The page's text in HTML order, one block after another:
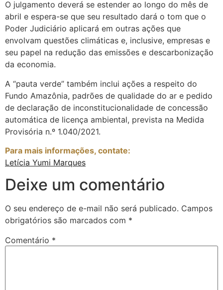
O julgamento deverá se estender ao longo do mês de
abril e espera-se que seu resultado dará o tom que o
Poder Judiciário aplicará em outras ações que
envolvam questões climáticas e, inclusive, empresas e
seu papel na redução das emissões e descarbonização
da economia.
A “pauta verde” também inclui ações a respeito do
Fundo Amazônia, padrões de qualidade do ar e pedido
de declaração de inconstitucionalidade de concessão
automática de licença ambiental, prevista na Medida
Provisória n.º 1.040/2021.
Para mais informações, contate:
Letícia Yumi Marques
Deixe um comentário
O seu endereço de e-mail não será publicado. Campos
obrigatórios são marcados com *
Comentário *